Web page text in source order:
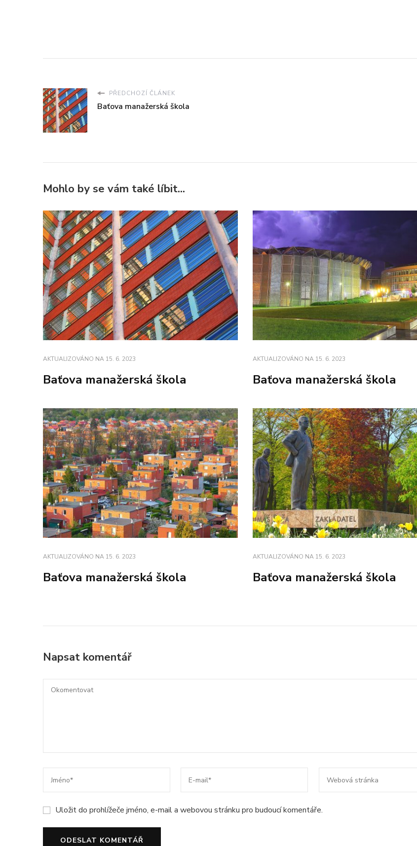
PŘEDCHOZÍ ČLÁNEK
Baťova manažerská škola
Mohlo by se vám také líbit...
AKTUALIZOVÁNO NA 15. 6. 2023
Baťova manažerská škola
AKTUALIZOVÁNO NA 15. 6. 2023
Baťova manažerská škola
AKTUALIZOVÁNO NA 15. 6. 2023
Baťova manažerská škola
AKTUALIZOVÁNO NA 15. 6. 2023
Baťova manažerská škola
Napsat komentář
Uložit do prohlížeče jméno, e-mail a webovou stránku pro budoucí komentáře.